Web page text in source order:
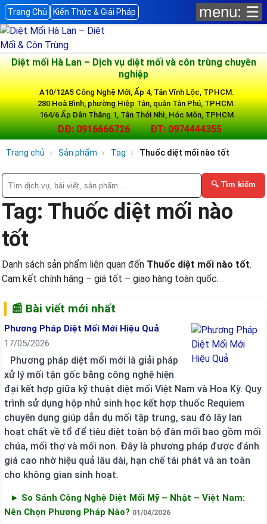
Trang Chủ Kiến Thức & Giải Pháp menu: ☰
Diệt mối Hà Lan – Dịch vụ diệt mối và côn trùng chuyên
nghiệp
A10/12A5 Công Nghệ Mới, Ấp 4, Tân Vĩnh Lộc, TPHCM.
280 Hoà Bình, phường Hiệp Tân, quận Tân Phú, TPHCM.
164/6 Ấp Dân Thắng 1, Tân Thới Nhì, Hóc Môn, TPHCM
DĐ: 0916666726 ĐT: 0974444355
Trang chủ Sản phẩm Tag Thuốc diệt mối nào tốt
🔍 Tìm kiếm
Tag: Thuốc diệt mối nào
tốt
Danh sách sản phẩm liên quan đến Thuốc diệt mối nào tốt.
Cam kết chính hãng – giá tốt – giao hàng toàn quốc.
📰 Bài viết mới nhất
Phương Pháp Diệt Mối Mới Hiệu Quả
17/05/2026
Phương pháp diệt mối mới là giải pháp
xử lý mối tận gốc bằng công nghệ hiện
đại kết hợp giữa kỹ thuật diệt mối Việt Nam và Hoa Kỳ. Quy
trình sử dụng hộp nhử sinh học kết hợp thuốc Requiem
chuyên dụng giúp dẫn dụ mối tập trung, sau đó lây lan
hoạt chất về tổ để tiêu diệt toàn bộ đàn mối bao gồm mối
chúa, mối thợ và mối non. Đây là phương pháp được đánh
giá cao nhờ hiệu quả lâu dài, hạn chế tái phát và an toàn
cho không gian sinh hoạt.
► So Sánh Công Nghệ Diệt Mối Mỹ – Nhật – Việt Nam:
Nên Chọn Phương Pháp Nào? 01/04/2026